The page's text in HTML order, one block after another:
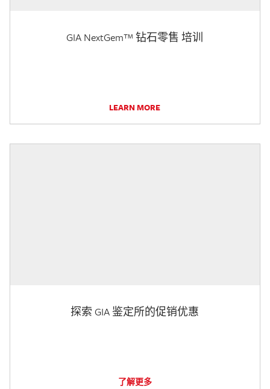
GIA NextGem™ 钻石零售 培训
LEARN MORE
探索 GIA 鉴定所的促销优惠
了解更多